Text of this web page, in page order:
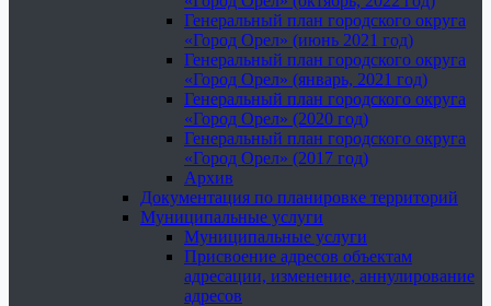
Генеральный план городского округа
«Город Орел» (июнь 2021 год)
Генеральный план городского округа
«Город Орел» (январь, 2021 год)
Генеральный план городского округа
«Город Орел» (2020 год)
Генеральный план городского округа
«Город Орел» (2017 год)
Архив
Документация по планировке территорий
Муниципальные услуги
Муниципальные услуги
Присвоение адресов объектам
адресации, изменение, аннулирование
адресов